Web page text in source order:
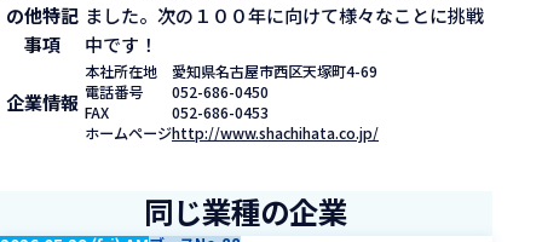
の他特記
事項
ました。次の１００年に向けて様々なことに挑戦
中です！
企業情報
本社所在地
愛知県名古屋市西区天塚町4-69
電話番号
052-686-0450
FAX
052-686-0453
ホームページhttp://www.shachihata.co.jp/
同じ業種の企業